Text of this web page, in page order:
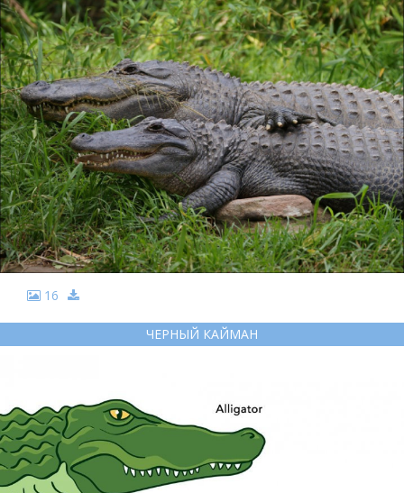
16
ЧЕРНЫЙ КАЙМАН